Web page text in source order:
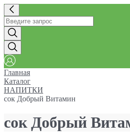
Главная
Каталог
НАПИТКИ
сок Добрый Витамин
сок Добрый